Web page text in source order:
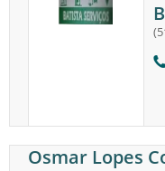
Osmar Lopes